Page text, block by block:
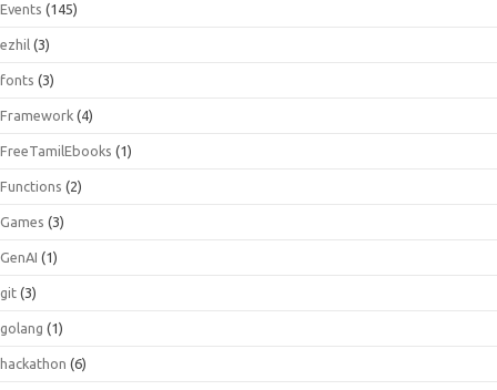
Events (145)
ezhil (3)
fonts (3)
Framework (4)
FreeTamilEbooks (1)
Functions (2)
Games (3)
GenAI (1)
git (3)
golang (1)
hackathon (6)